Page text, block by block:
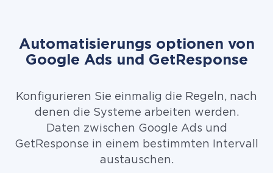
Automatisierungs optionen von
Google Ads und GetResponse
Konfigurieren Sie einmalig die Regeln, nach
denen die Systeme arbeiten werden.
Daten zwischen Google Ads und
GetResponse in einem bestimmten Intervall
austauschen.